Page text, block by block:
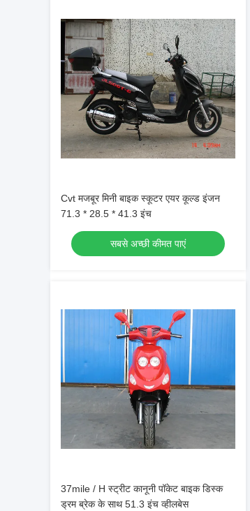
Cvt मजबूर मिनी बाइक स्कूटर एयर कूल्ड इंजन
71.3 * 28.5 * 41.3 इंच
सबसे अच्छी कीमत पाएं
37mile / H स्ट्रीट कानूनी पॉकेट बाइक डिस्क
ड्रम ब्रेक के साथ 51.3 इंच व्हीलबेस